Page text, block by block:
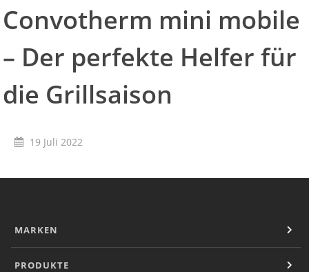
Convotherm
Delfield
Garland
Lincoln
Merco
Crystal Tips
Vertrieb
Anwendungsberater
Downloads
Convotherm mini mobile
– Der perfekte Helfer für
die Grillsaison
19 Juli 2022
MARKEN
PRODUKTE